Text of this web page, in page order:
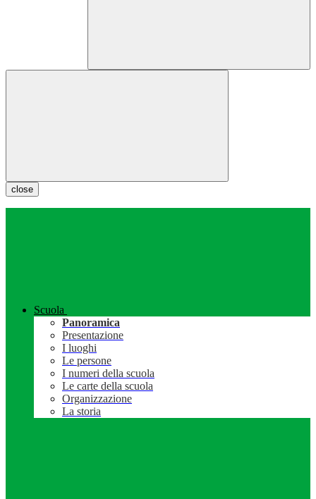
close
Scuola
Panoramica
Presentazione
I luoghi
Le persone
I numeri della scuola
Le carte della scuola
Organizzazione
La storia